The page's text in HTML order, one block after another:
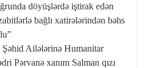
döyüşlərdə iştirak edən
bağlı xatirələrindən bəhs
Şəhid Ailələrinə Humanitar
Pərvanə xanım Salman qızı